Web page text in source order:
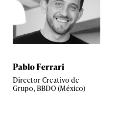
Pablo Ferrari
Director Creativo de
Grupo, BBDO (México)